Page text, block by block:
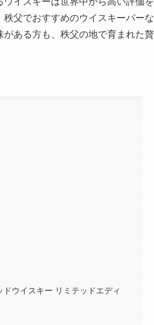
父でおすすめのウイスキーバーな
ある方も、秩父の地で育まれた贅
ウイスキー リミテッドエディ